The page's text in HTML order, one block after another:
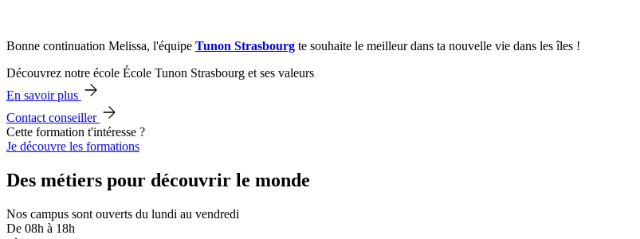
Bonne continuation Melissa, l'équipe Tunon Strasbourg te souhaite le meilleur dans ta nouvelle vie dans les îles !
Découvrez notre école École Tunon Strasbourg et ses valeurs
En savoir plus
Contact conseiller
Cette formation t'intéresse ?
Je découvre les formations
Des métiers pour découvrir le monde
Nos campus sont ouverts du lundi au vendredi
De 08h à 18h